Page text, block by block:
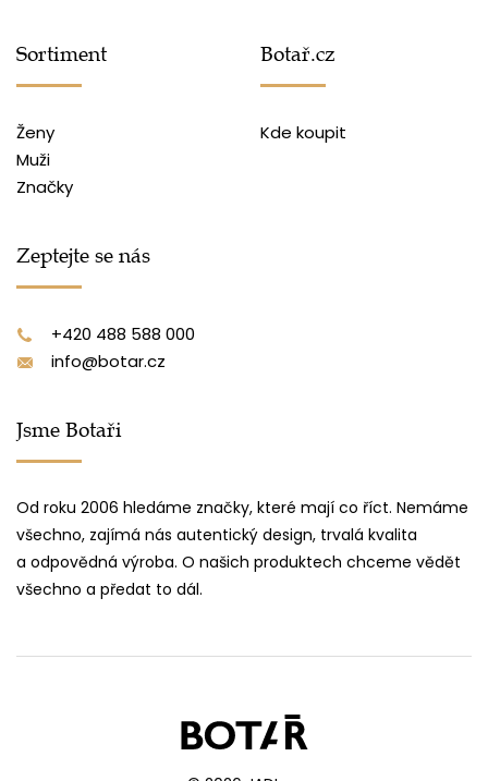
Sortiment
Ženy
Muži
Značky
Botař.cz
Kde koupit
Zeptejte se nás
+420 488 588 000
info@botar.cz
Jsme Botaři
Od roku 2006 hledáme značky, které mají co říct. Nemáme
všechno, zajímá nás autentický design, trvalá kvalita
a odpovědná výroba. O našich produktech chceme vědět
všechno a předat to dál.